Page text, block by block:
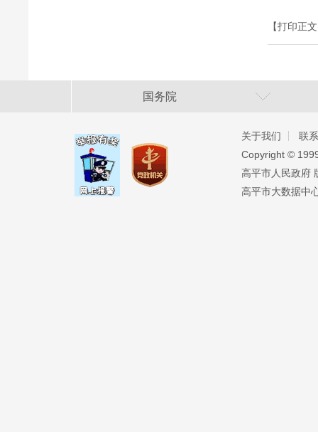
【打印正
国务院
关于我们
联
Copyright ©️
高平市人民政府
高平市大数据